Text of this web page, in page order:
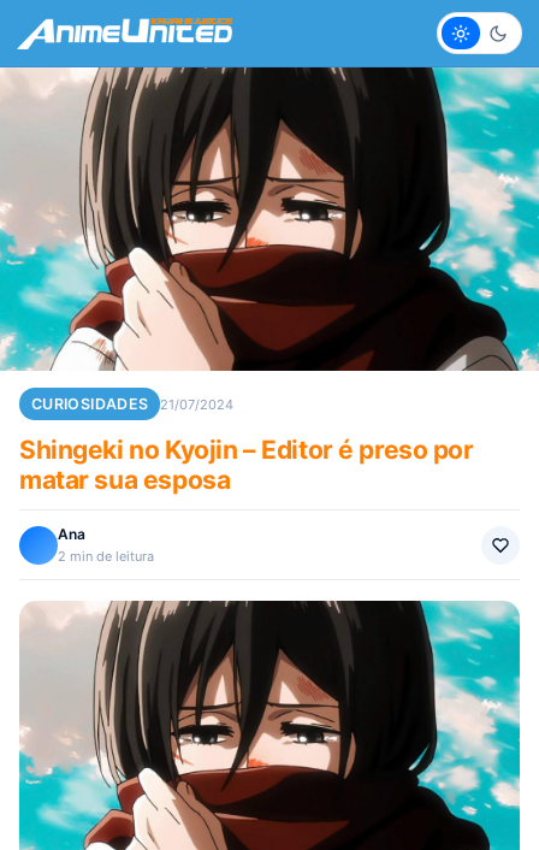
Claro
CURIOSIDADES 21/07/2024
Shingeki no Kyojin – Editor é preso por
matar sua esposa
Ana
2 min de leitura